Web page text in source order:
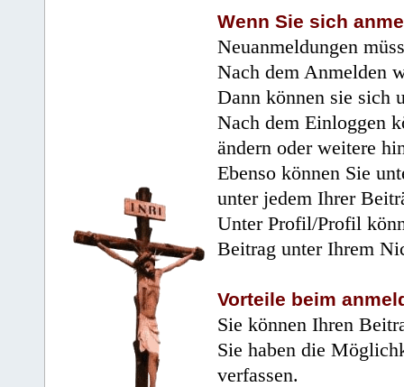
Wenn Sie sich
Neuanmeldungen
Nach dem Anmelden
Dann können sie sich
Nach dem Einloggen
ändern oder weitere
Ebenso können Sie
unter jedem Ihrer
Unter Profil/Profil
Beitrag unter Ihrem
Vorteile beim
Sie können Ihren
Sie haben die
verfassen.